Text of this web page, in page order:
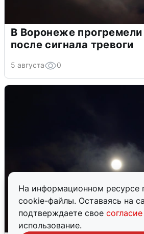
На информационном ресурсе
cookie-файлы. Оставаясь на
подтверждаете свое согласие
использование.
В Воронеже
после сигнала тревоги
5 августа 0